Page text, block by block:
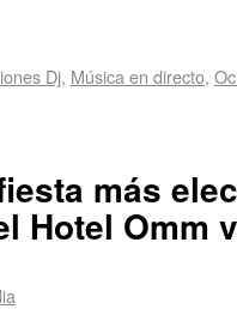
Dj, Música en directo,
más
Hotel Omm